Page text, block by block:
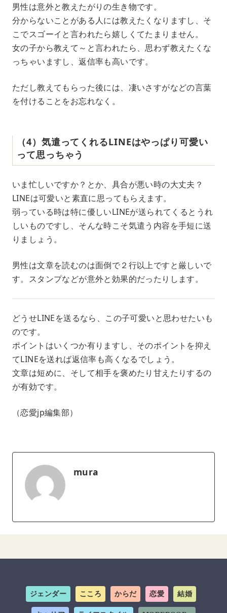
男性は意外と教えたがりの生き物です。
分からないことがある人には教えたくなりますし、そ
こでスゴーイと言われたら嬉しくてたまりません。
女の子から教えて～と言われたら、思わず教えたくな
っちゃいますし、返信率も高いです。
ただし教えてもらった後には、凄いさすがなどの言葉
を付けることをお忘れなく。
（4）気遣ってくれるLINEはやっぱり可愛い
って思っちゃう
いま忙しいですか？とか、具合が悪い時の大丈夫？
LINEは可愛いと素直に思ってもらえます。
弱っている時は特に優しいLINEが送られてくるとうれ
しいものですし、そんな時こそ気遣う内容を手短に送
りましょう。
男性は文章を読むのは面倒で２行以上ですと厳しいで
す。スタンプなどが意外と効果的だったりします。
どうせLINEを送るなら、この子可愛いと思わせたいも
のです。
ポイントはいくつか有りますし、そのポイントを抑え
てLINEを送れば返信率も高くなるでしょう。
文章は短めに、そして相手を褒めたり甘えたりするの
が有効です。
（恋愛jp編集部）
mura
ジェンダー こころ からだ 恋愛 結婚